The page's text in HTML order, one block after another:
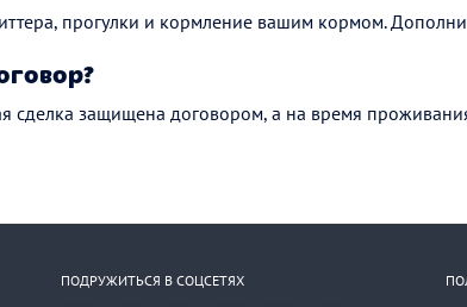
прогулки и кормление вашим кормом.
сделка защищена договором, а на время
ПОДРУЖИТЬСЯ В СОЦСЕТЯХ